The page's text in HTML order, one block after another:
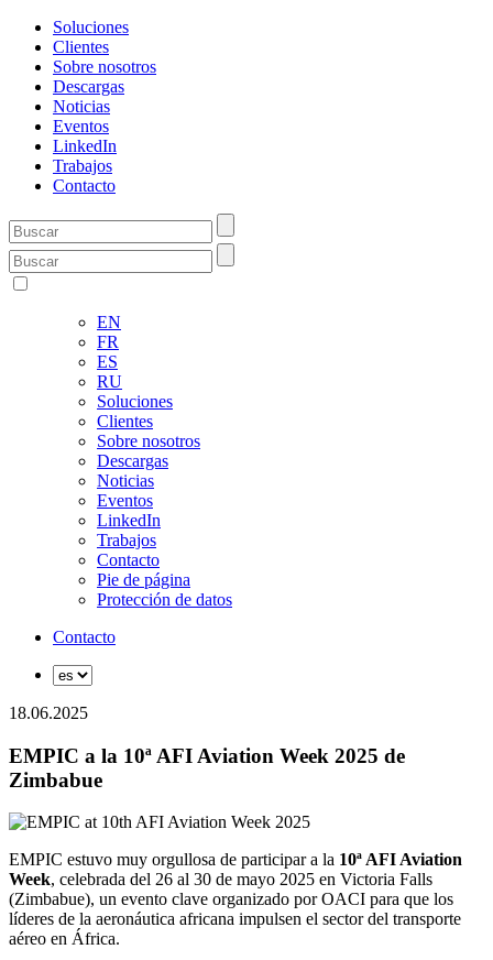
Soluciones
Clientes
Sobre nosotros
Descargas
Noticias
Eventos
LinkedIn
Trabajos
Contacto
EN
FR
ES
RU
Soluciones
Clientes
Sobre nosotros
Descargas
Noticias
Eventos
LinkedIn
Trabajos
Contacto
Pie de página
Protección de datos
Contacto
18.06.2025
EMPIC a la 10ª AFI Aviation Week 2025 de
Zimbabue
EMPIC estuvo muy orgullosa de participar a la 10ª AFI Aviation
Week, celebrada del 26 al 30 de mayo 2025 en Victoria Falls
(Zimbabue), un evento clave organizado por OACI para que los
líderes de la aeronáutica africana impulsen el sector del transporte
aéreo en África.